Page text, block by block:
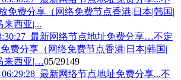
最新网络节点地址免费分享…不定
费分享（网络免费节点香港|日本|韩国|
来西亚|…05/29149